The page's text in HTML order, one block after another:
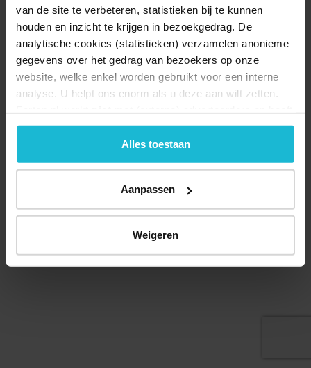
van de site te verbeteren, statistieken bij te kunnen
houden en inzicht te krijgen in bezoekgedrag. De
analytische cookies (statistieken) verzamelen anonieme
gegevens over het gedrag van bezoekers op onze
website, welke enkel worden gebruikt voor een interne
analyse. U helpt ons enorm als u deze aan wilt zetten.
geen commerciële doelstelling. U kunt deze cookies via
de knoppen accepteren, beheren of weigeren.
Alles toestaan
Aanpassen
Weigeren
© 2026 Stichting Forten Nederland
Over ons
Doneer nu Disclaimer
Contact